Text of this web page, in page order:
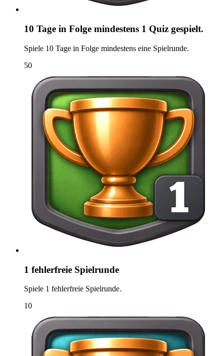
10 Tage in Folge mindestens 1 Quiz gespielt.
Spiele 10 Tage in Folge mindestens eine Spielrunde.
50
1 fehlerfreie Spielrunde
Spiele 1 fehlerfreie Spielrunde.
10